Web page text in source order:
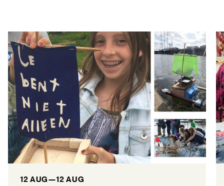
12 AUG—12 AUG